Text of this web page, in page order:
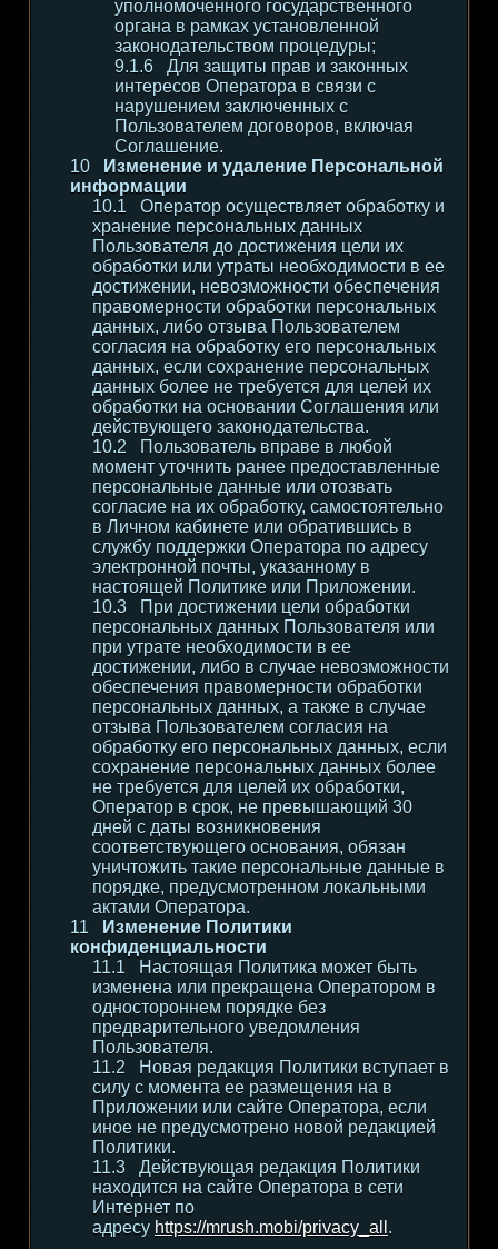
уполномоченного государственного
органа в рамках установленной
законодательством процедуры;
Для защиты прав и законных
интересов Оператора в связи с
нарушением заключенных с
Пользователем договоров, включая
Соглашение.
Изменение и удаление Персональной
информации
Оператор осуществляет обработку и
хранение персональных данных
Пользователя до достижения цели их
обработки или утраты необходимости в ее
достижении, невозможности обеспечения
правомерности обработки персональных
данных, либо отзыва Пользователем
согласия на обработку его персональных
данных, если сохранение персональных
данных более не требуется для целей их
обработки на основании Соглашения или
действующего законодательства.
Пользователь вправе в любой
момент уточнить ранее предоставленные
персональные данные или отозвать
согласие на их обработку, самостоятельно
в Личном кабинете или обратившись в
службу поддержки Оператора по адресу
электронной почты, указанному в
настоящей Политике или Приложении.
При достижении цели обработки
персональных данных Пользователя или
при утрате необходимости в ее
достижении, либо в случае невозможности
обеспечения правомерности обработки
персональных данных, а также в случае
отзыва Пользователем согласия на
обработку его персональных данных, если
сохранение персональных данных более
не требуется для целей их обработки,
Оператор в срок, не превышающий 30
дней с даты возникновения
соответствующего основания, обязан
уничтожить такие персональные данные в
порядке, предусмотренном локальными
актами Оператора.
Изменение Политики
конфиденциальности
Настоящая Политика может быть
изменена или прекращена Оператором в
одностороннем порядке без
предварительного уведомления
Пользователя.
Новая редакция Политики вступает в
силу с момента ее размещения на в
Приложении или сайте Оператора, если
иное не предусмотрено новой редакцией
Политики.
Действующая редакция Политики
находится на сайте Оператора в сети
Интернет по
адресу https://mrush.mobi/privacy_all .